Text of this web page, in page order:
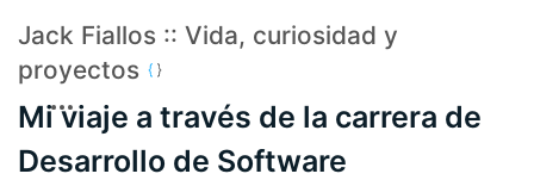
Jack Fiallos :: Vida, curiosidad y
proyectos
Mi viaje a través de la carrera de
Desarrollo de Software